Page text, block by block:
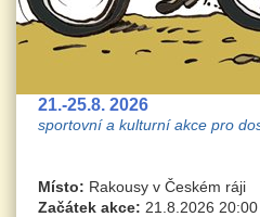
21.-25.8. 2026
sportovní a kulturní akce pro
Místo: Rakousy v Českém ráji
Začátek akce: 21.8.2026 20:00